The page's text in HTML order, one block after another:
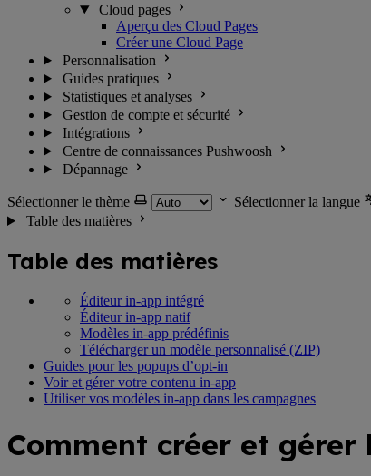
Cloud pages
Aperçu des Cloud Pages
Créer une Cloud Page
Personnalisation
Guides pratiques
Statistiques et analyses
Gestion de compte et sécurité
Intégrations
Centre de connaissances Pushwoosh
Dépannage
Sélectionner le thème
Sélectionner la langue
Table des matières
Table des matières
Éditeur in-app intégré
Éditeur in-app natif
Modèles in-app prédéfinis
Télécharger un modèle personnalisé (ZIP)
Guides pour les popups d’opt-in
Voir et gérer votre contenu in-app
Utiliser vos modèles in-app dans les campagnes
Comment créer et